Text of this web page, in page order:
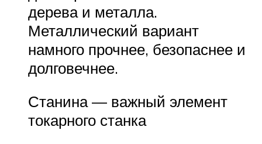
дерева и металла.
Металлический вариант
намного прочнее, безопаснее и
долговечнее.
Станина — важный элемент
токарного станка